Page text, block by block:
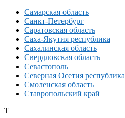
Самарская область
Санкт-Петербург
Саратовская область
Саха-Якутия республика
Сахалинская область
Свердловская область
Севастополь
Северная Осетия республика
Смоленская область
Ставропольский край
Т